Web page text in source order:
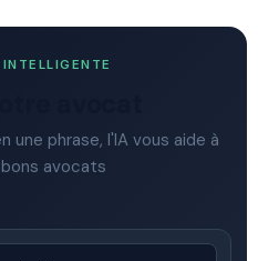
INTELLIGENTE
phrase, l'IA vous aide à
avocats